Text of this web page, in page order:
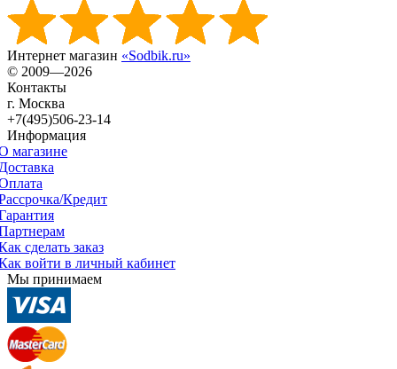
Интернет магазин «Sodbik.ru»
© 2009—2026
Контакты
г. Москва
+7(495)506-23-14
Информация
магазине
Кредит
сделать заказ
войти в личный кабинет
Мы принимаем